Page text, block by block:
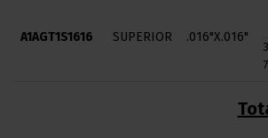
A1AGT1S1616 SUPERIOR .016"X.016"